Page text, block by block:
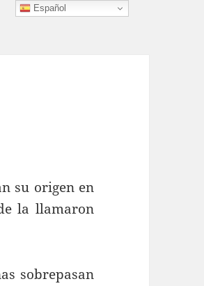
su origen en
la llamaron
sobrepasan
Español